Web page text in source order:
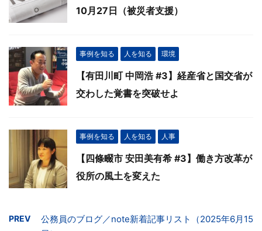
10月27日（被災者支援）
事例を知る 人を知る 環境
【有田川町 中岡浩 #3】経産省と国交省が
交わした覚書を突破せよ
事例を知る 人を知る 人事
【四條畷市 安田美有希 #3】働き方改革が
役所の風土を変えた
PREV
公務員のブログ／note新着記事リスト（2025年6月15